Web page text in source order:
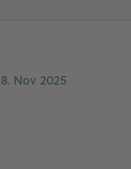
8. Nov 2025